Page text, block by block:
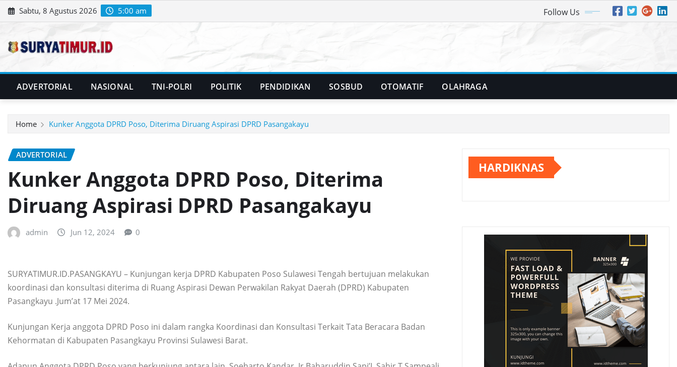
Skip
to
Sabtu, 8 Agustus 2026 5:00 am Follow Us
ADVERTORIAL NASIONAL TNI-POLRI POLITIK PENDIDIKAN SOSBUD OTOMATIF OLAHRAGA
Home Kunker Anggota DPRD Poso, Diterima Diruang Aspirasi DPRD Pasangakayu
ADVERTORIAL
Kunker Anggota DPRD Poso, Diterima
Diruang Aspirasi DPRD Pasangakayu
admin Jun 12, 2024 0
SURYATIMUR.ID.PASANGKAYU – Kunjungan kerja DPRD Kabupaten Poso Sulawesi Tengah bertujuan melakukan
koordinasi dan konsultasi diterima di Ruang Aspirasi Dewan Perwakilan Rakyat Daerah (DPRD) Kabupaten
Pasangkayu .Jum’at 17 Mei 2024.
Kunjungan Kerja anggota DPRD Poso ini dalam rangka Koordinasi dan Konsultasi Terkait Tata Beracara Badan
Kehormatan di Kabupaten Pasangkayu Provinsi Sulawesi Barat.
HARDIKNAS